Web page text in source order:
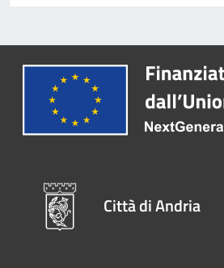
Città di Andria